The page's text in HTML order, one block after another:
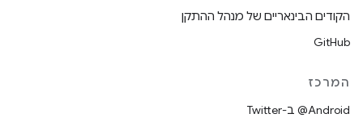
הקודים הבינאריים של מנהל ההתקן
GitHub
המרכז
‎@Android ב-Twitter